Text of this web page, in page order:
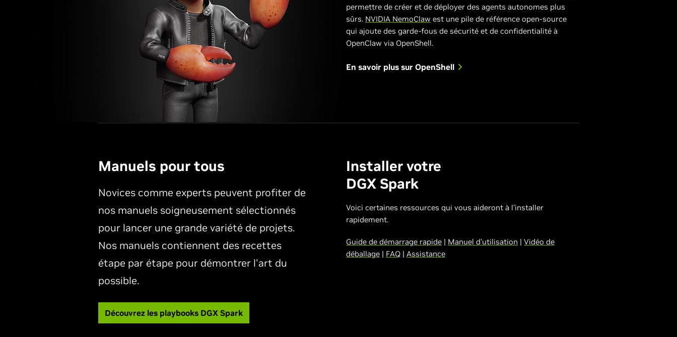
permettre de créer et de déployer des agents autonomes plus
sûrs. NVIDIA NemoClaw est une pile de référence open-source
qui ajoute des garde-fous de sécurité et de confidentialité à
OpenClaw via OpenShell.
En savoir plus sur OpenShell
Manuels pour tous
Novices comme experts peuvent profiter de
nos manuels soigneusement sélectionnés
pour lancer une grande variété de projets.
Nos manuels contiennent des recettes
étape par étape pour démontrer l'art du
possible.
Découvrez les playbooks DGX Spark
Installer votre
DGX Spark
Voici certaines ressources qui vous aideront à l'installer
rapidement.
Guide de démarrage rapide | Manuel d'utilisation | Vidéo de
déballage | FAQ | Assistance